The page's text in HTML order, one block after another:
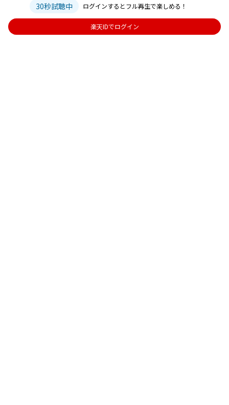
30秒試聴中 ログインするとフル再生で楽しめる！
楽天IDでログイン